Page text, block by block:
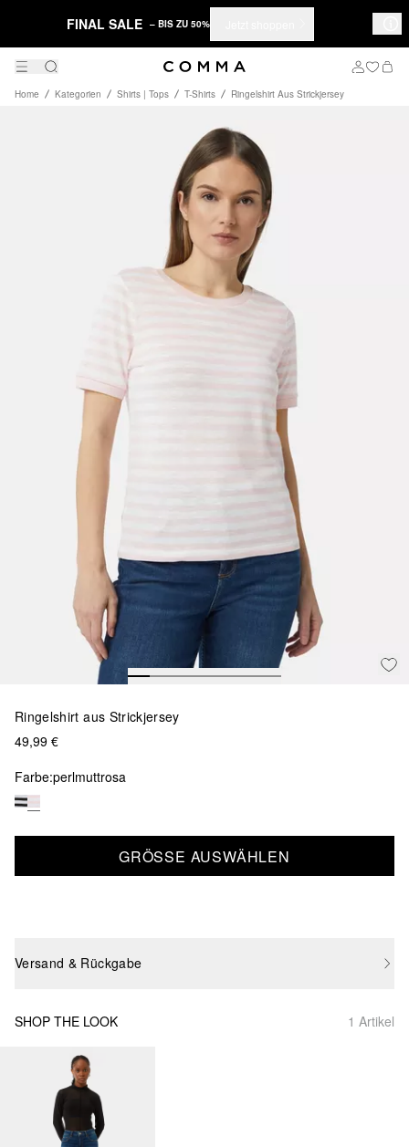
FINAL SALE – BIS ZU 50%
Home Kategorien Shirts | Tops T-Shirts Ringelshirt Aus Strickjersey
Ringelshirt aus Strickjersey
49,99 €
Farbe:perlmuttrosa
GRÖSSE AUSWÄHLEN
Versand & Rückgabe
SHOP THE LOOK 1 Artikel